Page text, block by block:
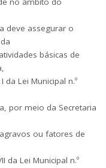
deve assegurar o
básicas de
Lei Municipal n.º
por meio da Secretaria
ou fatores de
da Lei Municipal n.º